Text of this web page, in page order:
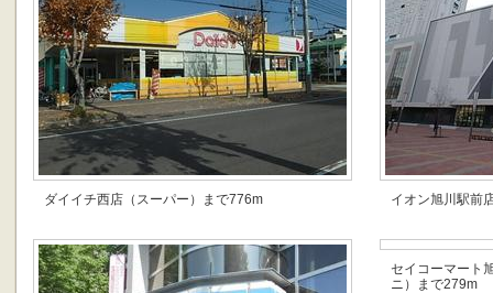
ダイイチ西店（スーパー）まで776m イオン旭川駅前
セイコーマート
ニ）まで279m